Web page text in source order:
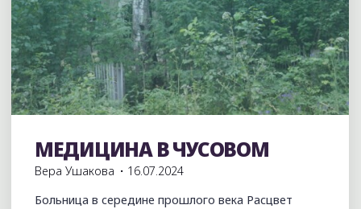
Без рубрики История
МЕДИЦИНА В ЧУСОВОМ
Вера Ушакова
16.07.2024
Больница в середине прошлого века Расцвет